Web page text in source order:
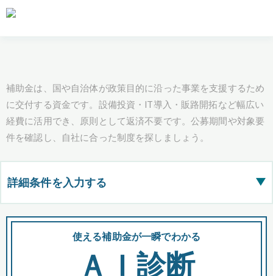
補助金は、国や自治体が政策目的に沿った事業を支援するため
に交付する資金です。設備投資・IT導入・販路開拓など幅広い
経費に活用でき、原則として返済不要です。公募期間や対象要
件を確認し、自社に合った制度を探しましょう。
詳細条件を入力する ▶
都道府県
全国の検索結果を含めて表示
使える補助金が一瞬でわかる
ＡＩ診断